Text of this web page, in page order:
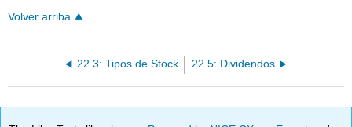
Volver arriba
22.3: Tipos de Stock 22.5: Dividendos